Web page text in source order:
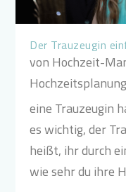
Der Trauzeugin
von Hochzeit-
Hochzeitsplanung
eine Trauzeugin
es wichtig, der
heißt, ihr durch
wie sehr du ihre